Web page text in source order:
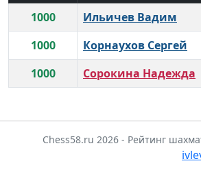
1000
Ильичев Вадим
1000
Корнаухов Сергей
1000
Сорокина Надежда
Chess58.ru 2026 - Рейтинг